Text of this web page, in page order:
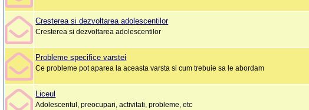
Cresterea si dezvoltarea adolescentilor
Cresterea si dezvoltarea adolescentilor
Probleme specifice varstei
Ce probleme pot aparea la aceasta varsta si cum trebuie sa le abordam
Liceul
Adolescentul, preocupari, activitati, probleme, etc